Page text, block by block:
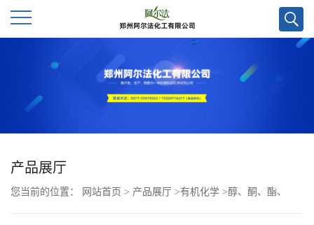
公
产品展厅
您当前的位置： 网站首页 > 产品展厅 >有机化学 >醇、酮、酯、